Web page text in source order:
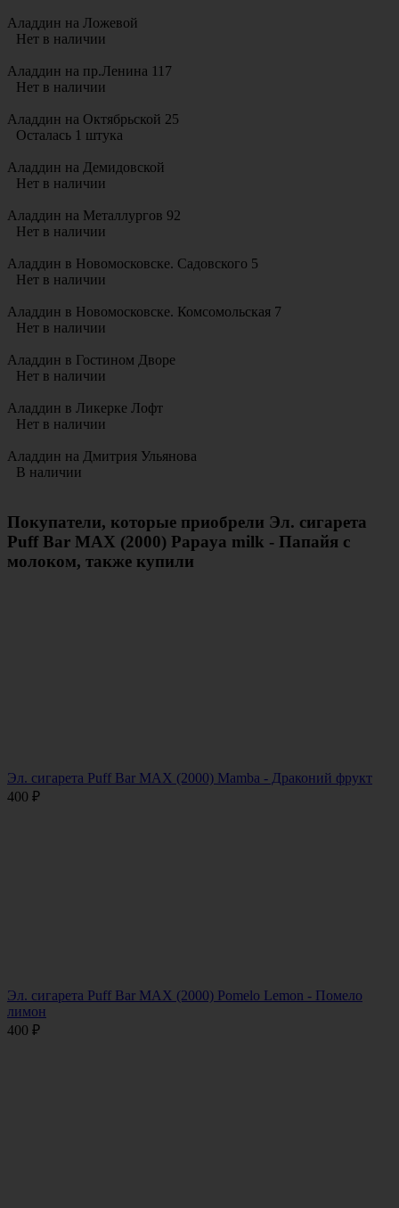
Аладдин на Ложевой
Нет в наличии
Аладдин на пр.Ленина 117
Нет в наличии
Аладдин на Октябрьской 25
Осталась 1 штука
Аладдин на Демидовской
Нет в наличии
Аладдин на Металлургов 92
Нет в наличии
Аладдин в Новомосковске. Садовского 5
Нет в наличии
Аладдин в Новомосковске. Комсомольская 7
Нет в наличии
Аладдин в Гостином Дворе
Нет в наличии
Аладдин в Ликерке Лофт
Нет в наличии
Аладдин на Дмитрия Ульянова
В наличии
Покупатели, которые приобрели Эл. сигарета
Puff Bar MAX (2000) Papaya milk - Папайя с
молоком, также купили
Эл. сигарета Puff Bar MAX (2000) Mamba - Драконий фрукт
400 ₽
Эл. сигарета Puff Bar MAX (2000) Pomelo Lemon - Помело
лимон
400 ₽